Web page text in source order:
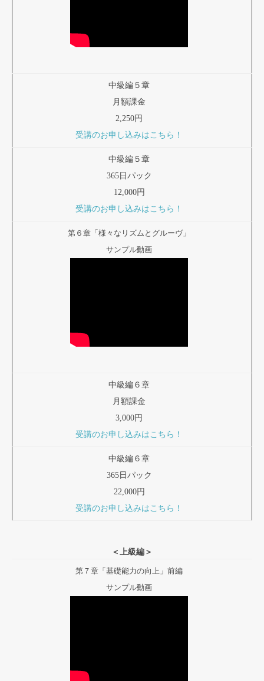
中級編５章
月額課金
2,250円
受講のお申し込みはこちら！
中級編５章
365日パック
12,000円
受講のお申し込みはこちら！
第６章「様々なリズムとグルーヴ」
サンプル動画
中級編６章
月額課金
3,000円
受講のお申し込みはこちら！
中級編６章
365日パック
22,000円
受講のお申し込みはこちら！
＜上級編＞
第７章「基礎能力の向上」前編
サンプル動画